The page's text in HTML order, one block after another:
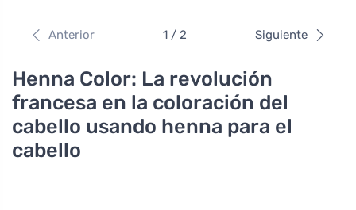
Anterior 1 / 2 Siguiente
Henna Color: La revolución
francesa en la coloración del
cabello usando henna para el
cabello